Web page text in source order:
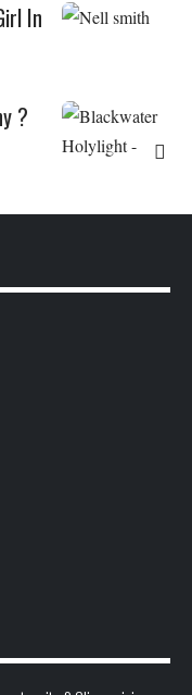
In
?